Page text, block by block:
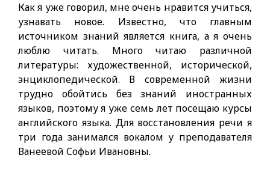
Как я уже говорил, мне очень нравится учиться,
узнавать новое. Известно, что главным
источником знаний является книга, а я очень
люблю читать. Много читаю различной
литературы: художественной, исторической,
энциклопедической. В современной жизни
трудно обойтись без знаний иностранных
языков, поэтому я уже семь лет посещаю курсы
английского языка. Для восстановления речи я
три года занимался вокалом у преподавателя
Ванеевой Софьи Ивановны.